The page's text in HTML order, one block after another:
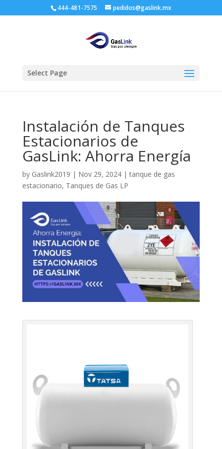
444-481-7575 pedidos@gaslink.mx
Select Page
Instalación de Tanques
Estacionarios de
GasLink: Ahorra Energía
by Gaslink2019 | Nov 29, 2024|tanque de gas
estacionario, Tanques de Gas LP